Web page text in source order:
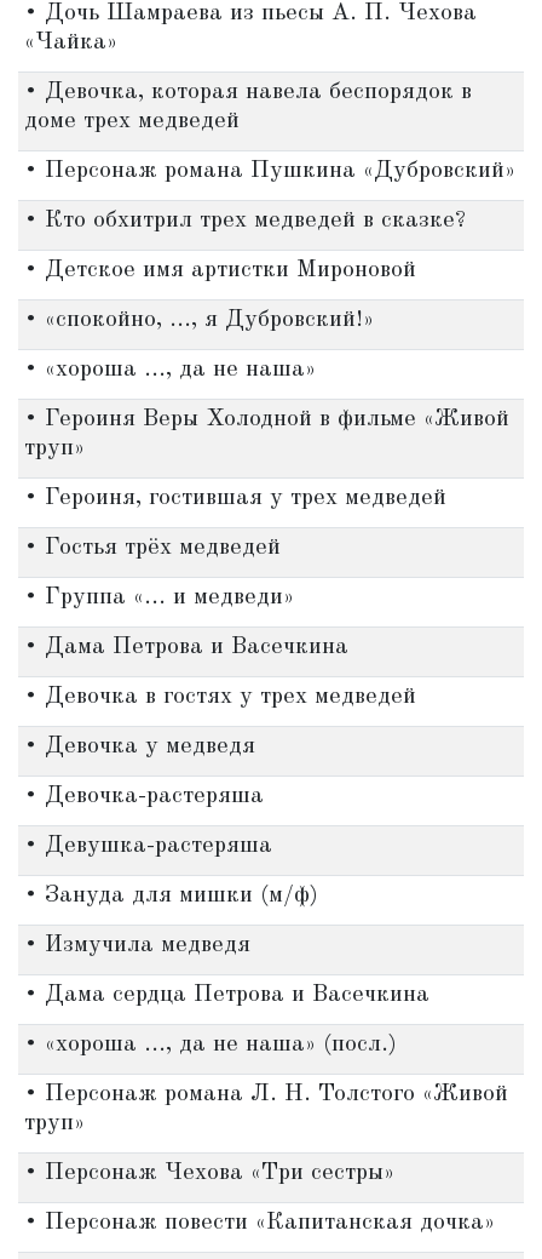
• Дочь Шамраева из пьесы А. П. Чехова
«Чайка»
• Девочка, которая навела беспорядок в
доме трех медведей
• Персонаж романа Пушкина «Дубровский»
• Кто обхитрил трех медведей в сказке?
• Детское имя артистки Мироновой
• «спокойно, ..., я Дубровский!»
• «хороша ..., да не наша»
• Героиня Веры Холодной в фильме «Живой
труп»
• Героиня, гостившая у трех медведей
• Гостья трёх медведей
• Группа «... и медведи»
• Дама Петрова и Васечкина
• Девочка в гостях у трех медведей
• Девочка у медведя
• Девочка-растеряша
• Девушка-растеряша
• Зануда для мишки (м/ф)
• Измучила медведя
• Дама сердца Петрова и Васечкина
• «хороша ..., да не наша» (посл.)
• Персонаж романа Л. Н. Толстого «Живой
труп»
• Персонаж Чехова «Три сестры»
• Персонаж повести «Капитанская дочка»